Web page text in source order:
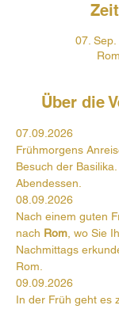
07.
Über die
07.09.2026
Frühmorgens
Besuch der
Abendessen.
08.09.2026
Nach einem guten
nach Rom , wo Sie
Nachmittags
Rom.
09.09.2026
In der Früh geht es